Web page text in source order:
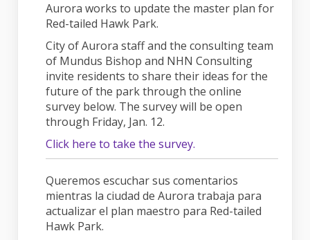
Aurora works to update the master plan for
Red-tailed Hawk Park.
City of Aurora staff and the consulting team
of Mundus Bishop and NHN Consulting
invite residents to share their ideas for the
future of the park through the online
survey below. The survey will be open
through Friday, Jan. 12.
Click here to take the survey.
Queremos escuchar sus comentarios
mientras la ciudad de Aurora trabaja para
actualizar el plan maestro para Red-tailed
Hawk Park.